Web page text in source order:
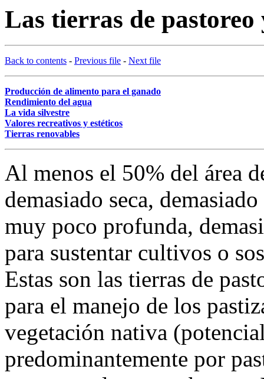
Las tierras de
Back to contents - Previous file - Next file
Producción de alimento para el ganado
Rendimiento del agua
La vida silvestre
Valores recreativos y estéticos
Tierras renovables
Al menos el 50% del área
demasiado seca,
muy poco profunda,
para sustentar cultivos o
Estas son las tierras de
para el manejo de los
vegetación nativa
predominantemente por